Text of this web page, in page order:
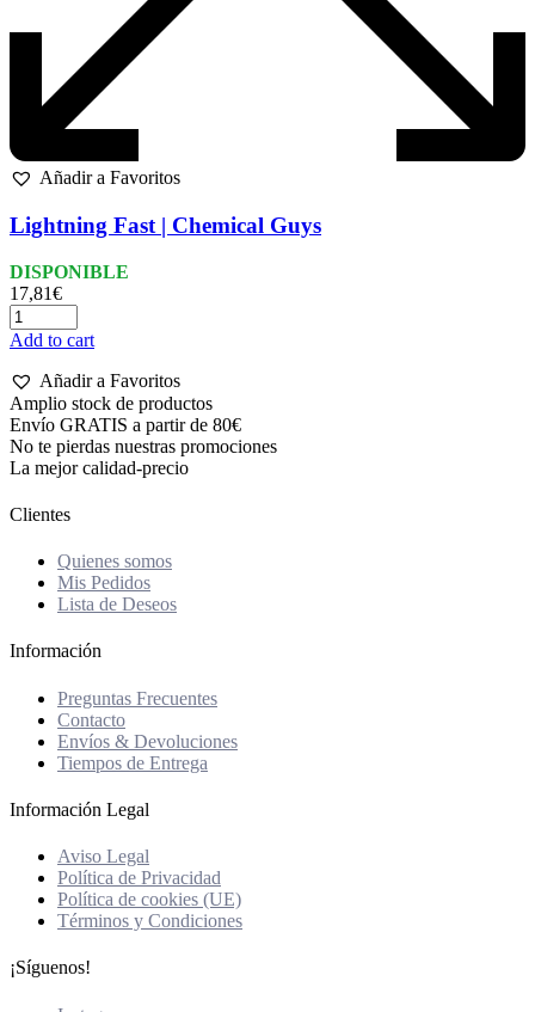
Añadir a Favoritos
Lightning Fast | Chemical Guys
DISPONIBLE
17,81€
Add to cart
Añadir a Favoritos
Amplio stock de productos
Envío GRATIS a partir de 80€
No te pierdas nuestras promociones
La mejor calidad-precio
Clientes
Quienes somos
Mis Pedidos
Lista de Deseos
Información
Preguntas Frecuentes
Contacto
Envíos & Devoluciones
Tiempos de Entrega
Información Legal
Aviso Legal
Política de Privacidad
Política de cookies (UE)
Términos y Condiciones
¡Síguenos!